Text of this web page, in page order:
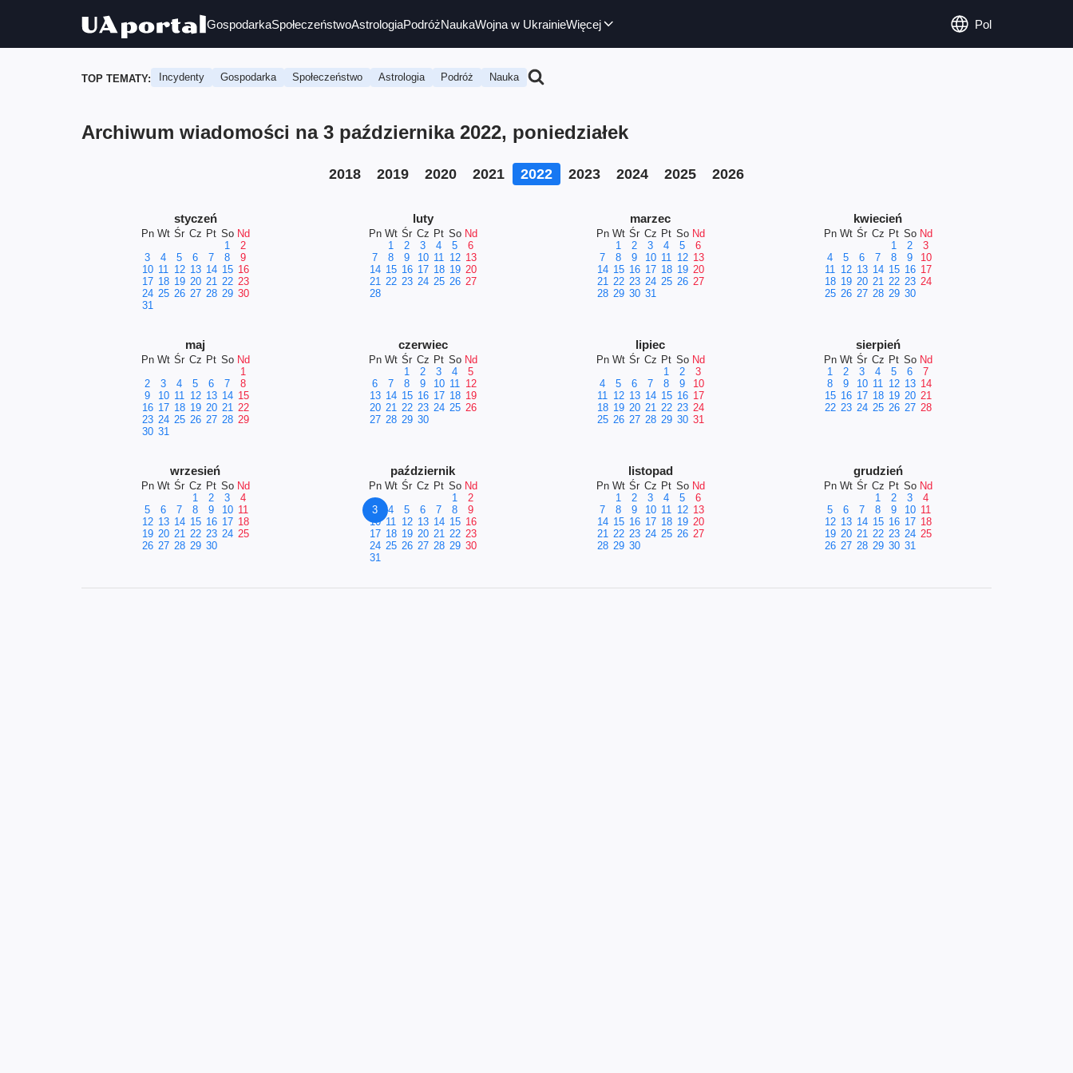
GospodarkaSpołeczeństwoAstrologiaPodróżNaukaWojna w UkrainieWięcej Pol
TOP TEMATY: Incydenty Gospodarka Społeczeństwo Astrologia Podróż Nauka
Archiwum wiadomości na 3 października 2022, poniedziałek
2018 2019 2020 2021 2022 2023 2024 2025 2026
styczeń
Pn Wt Śr Cz Pt So Nd
1
2
3
4 5 6 7 8
9
10 11 12 13 14 15 16
17 18 19 20 21 22 23
24 25 26 27 28 29 30
31
luty
Pn Wt Śr Cz Pt So Nd
1
2 3 4 5
6
7
8 9 10 11 12 13
14 15 16 17 18 19 20
21 22 23 24 25 26 27
28
marzec
Pn Wt Śr Cz Pt So Nd
1
2 3 4 5
6
7
8 9 10 11 12 13
14 15 16 17 18 19 20
21 22 23 24 25 26 27
28 29 30 31
kwiecień
Pn Wt Śr Cz Pt So Nd
1
2
3
4
5 6 7 8 9
10
11 12 13 14 15 16 17
18 19 20 21 22 23 24
25 26 27 28 29 30
maj
Pn Wt Śr Cz Pt So Nd
1
2
3 4 5 6 7
8
9
10 11 12 13 14 15
16 17 18 19 20 21 22
23 24 25 26 27 28 29
30 31
czerwiec
Pn Wt Śr Cz Pt So Nd
1
2 3 4
5
6
7 8 9 10 11 12
13 14 15 16 17 18 19
20 21 22 23 24 25 26
27 28 29 30
lipiec
Pn Wt Śr Cz Pt So Nd
1
2
3
4
5 6 7 8 9
10
11 12 13 14 15 16 17
18 19 20 21 22 23 24
25 26 27 28 29 30 31
sierpień
Pn Wt Śr Cz Pt So Nd
1
2 3 4 5 6
7
8
9 10 11 12 13 14
15 16 17 18 19 20 21
22 23 24 25 26 27 28
wrzesień
Pn Wt Śr Cz Pt So Nd
1
2 3
4
5
6 7 8 9 10 11
12 13 14 15 16 17 18
19 20 21 22 23 24 25
26 27 28 29 30
październik
Pn Wt Śr Cz Pt So Nd
1
2
3
4 5 6 7 8
9
10 11 12 13 14 15 16
17 18 19 20 21 22 23
24 25 26 27 28 29 30
31
listopad
Pn Wt Śr Cz Pt So Nd
1
2 3 4 5
6
7
8 9 10 11 12 13
14 15 16 17 18 19 20
21 22 23 24 25 26 27
28 29 30
grudzień
Pn Wt Śr Cz Pt So Nd
1
2 3
4
5
6 7 8 9 10 11
12 13 14 15 16 17 18
19 20 21 22 23 24 25
26 27 28 29 30 31